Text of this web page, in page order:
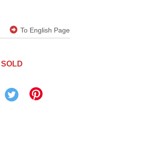
To English Page
SOLD